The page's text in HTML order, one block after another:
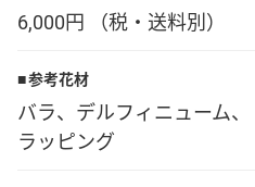
6,000円 （税・送料別）
参考花材
バラ、デルフィニューム
ラッピング